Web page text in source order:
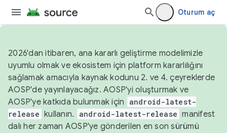
Oturum aç
2026'dan itibaren, ana kararlı geliştirme modelimizle
uyumlu olmak ve ekosistem için platform kararlılığını
sağlamak amacıyla kaynak kodunu 2. ve 4. çeyreklerde
AOSP'de yayınlayacağız. AOSP'yi oluşturmak ve
AOSP'ye katkıda bulunmak için
android-latest-
release kullanın. android-latest-release manifest
dalı her zaman AOSP'ye gönderilen en son sürümü